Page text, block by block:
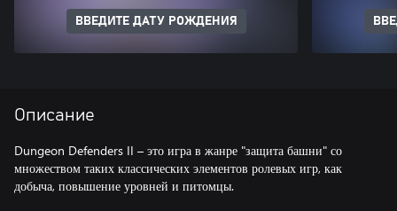
ВВЕДИТЕ ДАТУ РОЖДЕНИЯ
Описание
Dungeon Defenders II – это игра в жанре "защита башни" со
множеством таких классических элементов ролевых игр, как
добыча, повышение уровней и питомцы.